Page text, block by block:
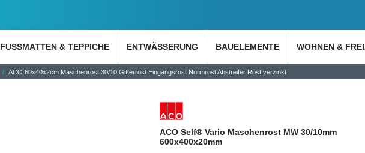
FUSSMATTEN & TEPPICHE ENTWÄSSERUNG BAUELEMENTE WOHNEN &
ACO 60x40x2cm Maschenrost 30/10 Gitterrost Eingangsrost Normrost Abstreifer Rost verzinkt
ACO Self® Vario Maschenrost MW 30/10mm
600x400x20mm